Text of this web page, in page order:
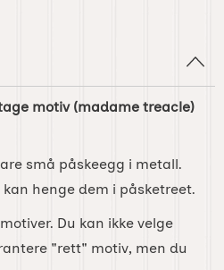
motiv (madame treacle)
små påskeegg i metall.
henge dem i påsketreet.
Du kan ikke velge
"rett" motiv, men du